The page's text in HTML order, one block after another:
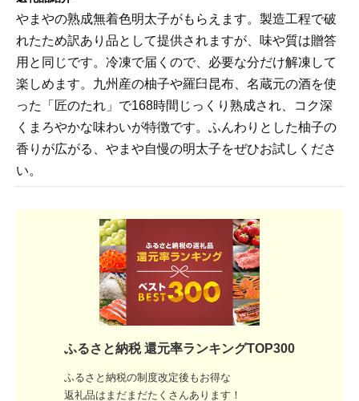
やまやの熟成無着色明太子がもらえます。製造工程で破
れたため訳あり品として提供されますが、味や質は贈答
用と同じです。冷凍で届くので、必要な分だけ解凍して
楽しめます。九州産の柚子や羅臼昆布、名蔵元の酒を使
った「匠のたれ」で168時間じっくり熟成され、コク深
くまろやかな味わいが特徴です。ふんわりとした柚子の
香りが広がる、やまや自慢の明太子をぜひお試しくださ
い。
ふるさと納税 還元率ランキングTOP300
ふるさと納税の制度改定後もお得な
返礼品はまだまだたくさんあります！